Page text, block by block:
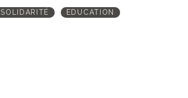
SOLIDARITÉ EDUCATION